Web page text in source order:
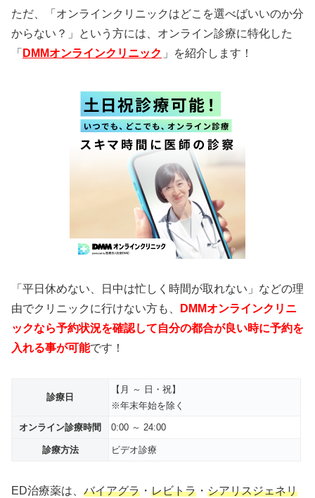
ただ、「オンラインクリニックはどこを選べばいいのか分
からない？」という方には、オンライン診療に特化した
「 DMMオンラインクリニック 」を紹介します！
「平日休めない、日中は忙しく時間が取れない」などの理
由でクリニックに行けない方も、
DMMオンラインクリニ
ックなら予約状況を確認して自分の都合が良い時に予約を
入れる事が可能です！
診療日
【月 ～ 日・祝】
※年末年始を除く
オンライン診療時間 0:00 ～ 24:00
診療方法 ビデオ診療
ED治療薬は、 バイアグラ ・ レビトラ ・ シアリスジェネリ